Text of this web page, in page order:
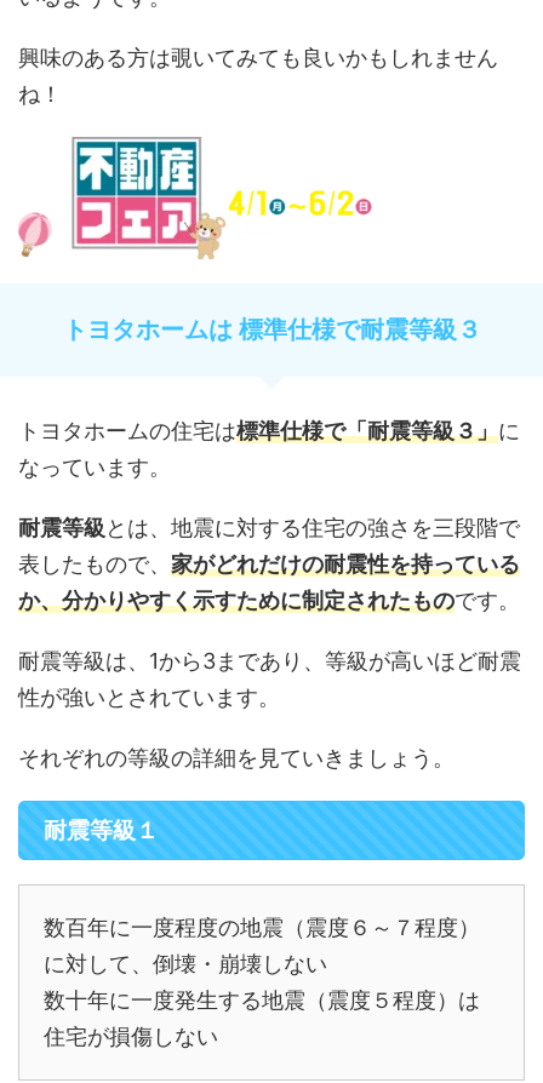
興味のある方は覗いてみても良いかもしれません
ね！
トヨタホームは 標準仕様で耐震等級３
トヨタホームの住宅は標準仕様で「耐震等級３」に
なっています。
耐震等級 とは、地震に対する住宅の強さを三段階で
表したもので、 家がどれだけの耐震性を持っている
か、分かりやすく示すために制定されたものです。
耐震等級は、1から3まであり、等級が高いほど耐震
性が強いとされています。
それぞれの等級の詳細を見ていきましょう。
耐震等級１
数百年に一度程度の地震（震度６～７程度）
に対して、倒壊・崩壊しない
数十年に一度発生する地震（震度５程度）は
住宅が損傷しない